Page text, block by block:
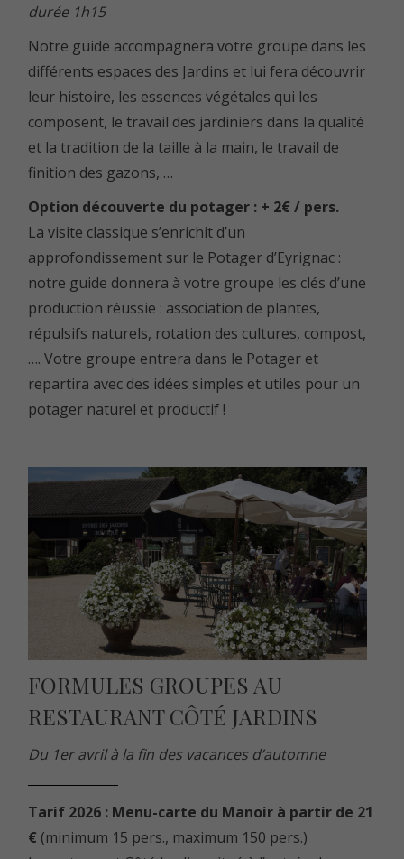
durée 1h15
Notre guide accompagnera votre groupe dans les
différents espaces des Jardins et lui fera découvrir
leur histoire, les essences végétales qui les
composent, le travail des jardiniers dans la qualité
et la tradition de la taille à la main, le travail de
finition des gazons, …
Option découverte du potager : + 2€ / pers.
La visite classique s’enrichit d’un
approfondissement sur le Potager d’Eyrignac :
notre guide donnera à votre groupe les clés d’une
production réussie : association de plantes,
répulsifs naturels, rotation des cultures, compost,
…. Votre groupe entrera dans le Potager et
repartira avec des idées simples et utiles pour un
potager naturel et productif !
FORMULES GROUPES AU
RESTAURANT CÔTÉ JARDINS
Du 1er avril à la fin des vacances d’automne
Tarif 2026 : Menu-carte du Manoir à partir de 21
€ (minimum 15 pers., maximum 150 pers.)